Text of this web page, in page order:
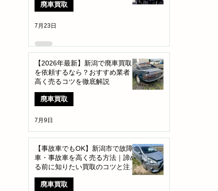
廃車買取
7月23日
【2026年最新】新潟で廃車買取
を依頼するなら？おすすめ業者・
高く売るコツを徹底解説
廃車買取
7月9日
【事故車でもOK】新潟市で故障
車・事故車を高く売る方法｜諦め
る前に知りたい買取のコツと注意
点
廃車買取